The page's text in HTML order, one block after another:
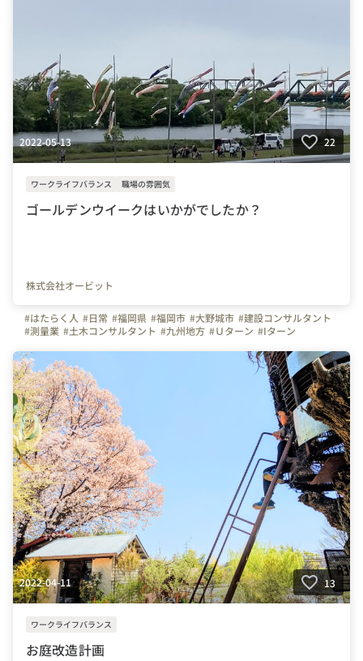
2022-05-13 22
ワークライフバランス 職場の雰囲気
ゴールデンウイークはいかがでしたか？
株式会社オービット
#はたらく人 #日常 #福岡県 #福岡市 #大野城市 #建設コンサルタント
#測量業 #土木コンサルタント #九州地方 #Ｕターン #Iターン
#ゴールデンウイーク
2022-04-11 13
ワークライフバランス
お庭改造計画